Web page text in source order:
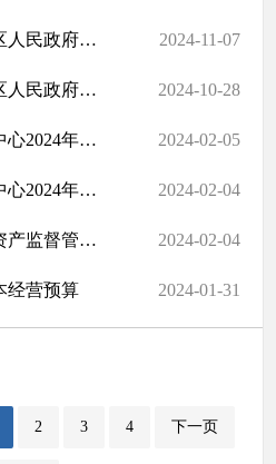
​2023年度武汉市江汉区人民政府国有资产监督管理局部门决算公开（... 2024-11-07
2023年度武汉市江汉区人民政府国有资产监督管理局部门决算公开 2024-10-28
江汉区商务发展服务中心2024年预算 2024-02-05
江汉区工业企业服务中心2024年预算 2024-02-04
江汉区人民政府国有资产监督管理局本级2024年预算 2024-02-04
经营预算 2024-01-31
2 3 4 下一页